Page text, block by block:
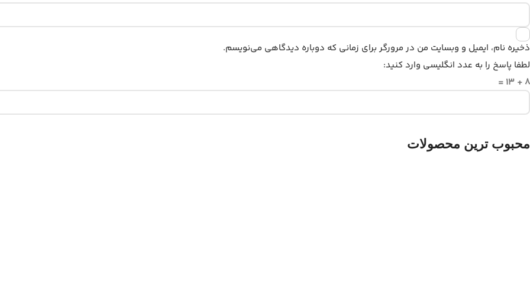
ذخیره نام، ایمیل و وبسایت من در مرورگر برای زمانی که دوباره دیدگاهی می‌نویسم.
لطفا پاسخ را به عدد انگلیسی وارد کنید:
8 + 13 =
محبوب ترین محصولات